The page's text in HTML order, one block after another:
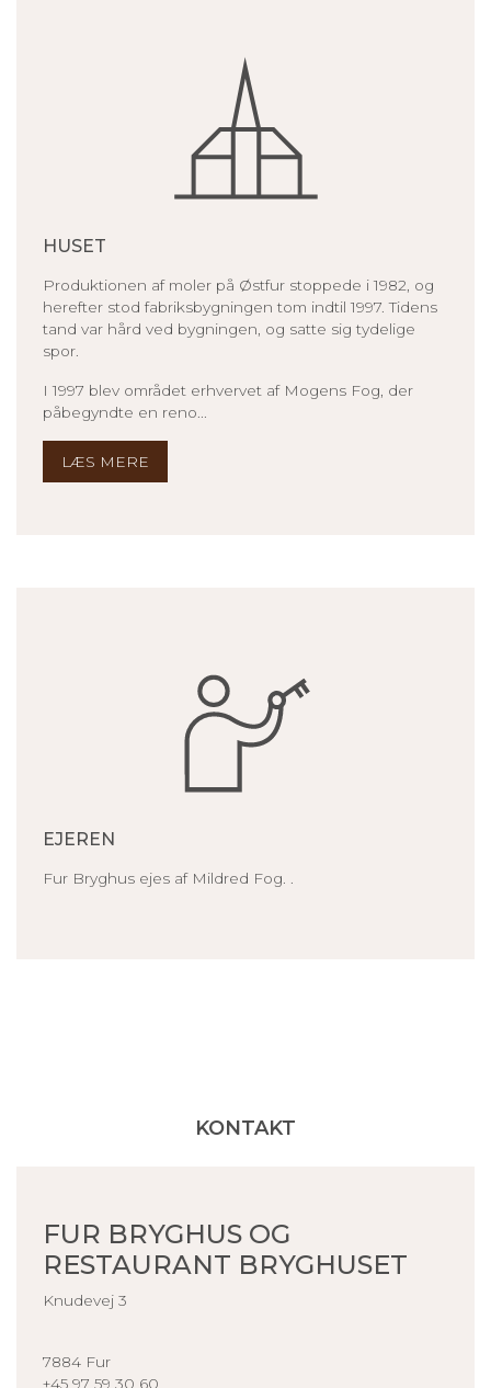
HUSET
Produktionen af moler på Østfur stoppede i 1982, og
herefter stod fabriksbygningen tom indtil 1997. Tidens
tand var hård ved bygningen, og satte sig tydelige
spor.
I 1997 blev området erhvervet af Mogens Fog, der
påbegyndte en reno...
LÆS MERE
EJEREN
Fur Bryghus ejes af Mildred Fog. .
KONTAKT
FUR BRYGHUS OG
RESTAURANT BRYGHUSET
Knudevej 3
7884 Fur
+45 97 59 30 60